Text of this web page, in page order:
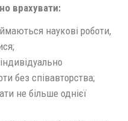
врахувати:
наукові роботи,
без співавторства;
не більше однієї